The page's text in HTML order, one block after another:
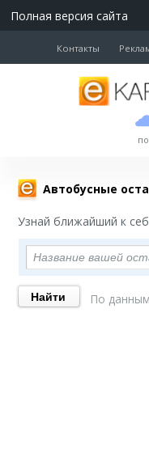
Полная версия сайта
Контакты
Автобусные
Узнай ближайший к
По данным